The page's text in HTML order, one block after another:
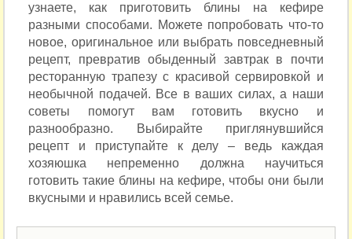
узнаете, как приготовить блины на кефире
разными способами. Можете попробовать что-то
новое, оригинальное или выбрать повседневный
рецепт, превратив обыденный завтрак в почти
ресторанную трапезу с красивой сервировкой и
необычной подачей. Все в ваших силах, а наши
советы помогут вам готовить вкусно и
разнообразно. Выбирайте приглянувшийся
рецепт и приступайте к делу – ведь каждая
хозяюшка непременно должна научиться
готовить такие блины на кефире, чтобы они были
вкусными и нравились всей семье.